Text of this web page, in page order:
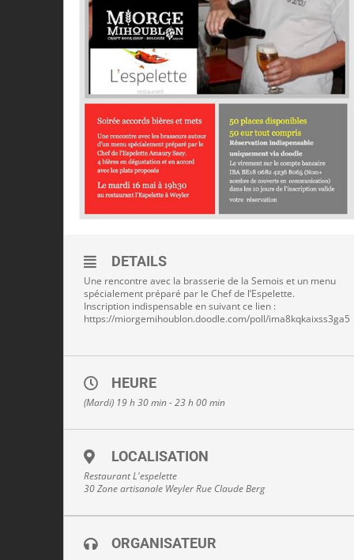
DETAILS
Une rencontre avec la brasserie de la Semois et un menu
spécialement préparé par le Chef de l’Espelette.
Inscription indispensable en suivant ce lien :
https://miorgemihoublon.doodle.com/poll/ima8kqkaixss3ga5
HEURE
(Mardi) 19 h 30 min - 23 h 00 min
LOCALISATION
Restaurant L'espelette
30 Zone artisanale Weyler Rue Claude Berg
ORGANISATEUR